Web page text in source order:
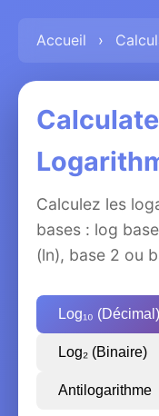
Accueil ›
Calculez les
bases : log
(ln), base 2 ou
Log₁₀ (Décimal)
Log₂ (Binaire)
Antilogarithme